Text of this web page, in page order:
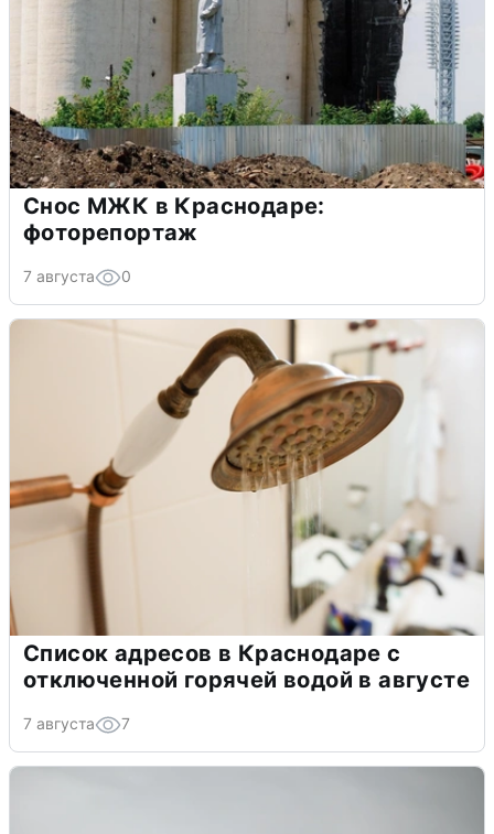
Снос МЖК в Краснодаре:
фоторепортаж
7 августа 0
Список адресов в Краснодаре с
отключенной горячей водой в августе
7 августа 7